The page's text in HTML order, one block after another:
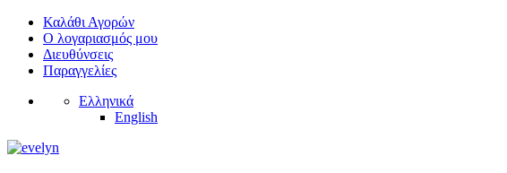
Καλάθι Αγορών
Ο λογαριασμός μου
Διευθύνσεις
Παραγγελίες
Ελληνικά
English